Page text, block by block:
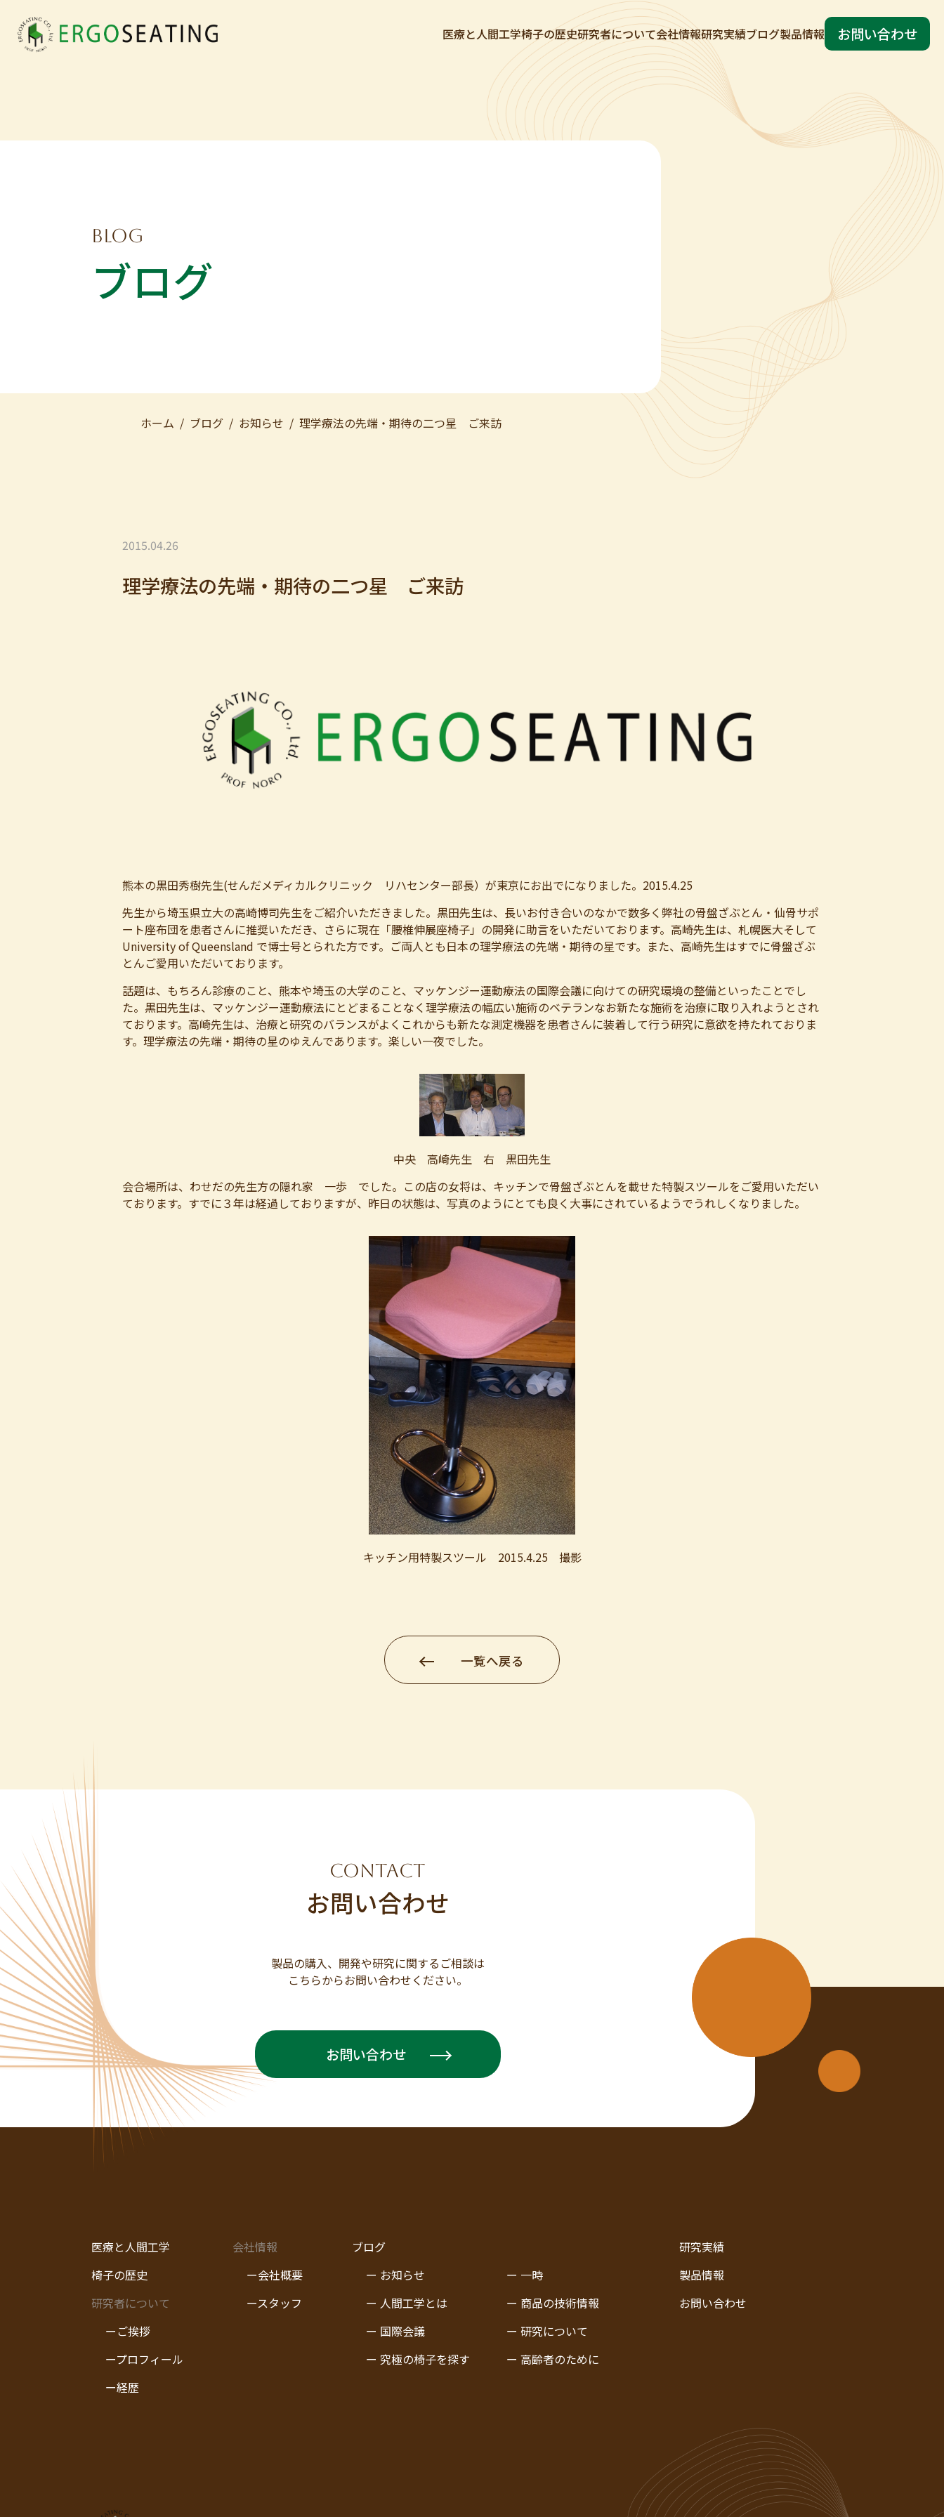
医療と人間工学椅子の歴史研究者について会社情報研究実績ブログ製品情報 お問い合わせ
BLOG
ブログ
ホーム ブログ お知らせ 理学療法の先端・期待の二つ星 ご来訪
2015.04.26
理学療法の先端・期待の二つ星 ご来訪
熊本の黒田秀樹先生(せんだメディカルクリニック リハセンター部長）が東京にお出でになりました。2015.4.25
先生から埼玉県立大の高崎博司先生をご紹介いただきました。黒田先生は、長いお付き合いのなかで数多く弊社の骨盤ざぶとん・仙骨サポ
ート座布団を患者さんに推奨いただき、さらに現在「腰椎伸展座椅子」の開発に助言をいただいております。高崎先生は、札幌医大そして
University of Queensland で博士号とられた方です。ご両人とも日本の理学療法の先端・期待の星です。また、高崎先生はすでに骨盤ざぶ
とんご愛用いただいております。
話題は、もちろん診療のこと、熊本や埼玉の大学のこと、マッケンジー運動療法の国際会議に向けての研究環境の整備といったことでし
た。黒田先生は、マッケンジー運動療法にとどまることなく理学療法の幅広い施術のベテランなお新たな施術を治療に取り入れようとされ
ております。高崎先生は、治療と研究のバランスがよくこれからも新たな測定機器を患者さんに装着して行う研究に意欲を持たれておりま
す。理学療法の先端・期待の星のゆえんであります。楽しい一夜でした。
中央 高崎先生 右 黒田先生
会合場所は、わせだの先生方の隠れ家 一歩 でした。この店の女将は、キッチンで骨盤ざぶとんを載せた特製スツールをご愛用いただい
ております。すでに３年は経過しておりますが、昨日の状態は、写真のようにとても良く大事にされているようでうれしくなりました。
キッチン用特製スツール 2015.4.25 撮影
一覧へ戻る
CONTACT
お問い合わせ
製品の購入、開発や研究に関するご相談は
こちらからお問い合わせください。
お問い合わせ
医療と人間工学
椅子の歴史
研究者について
ーご挨拶
ープロフィール
ー経歴
会社情報
ー会社概要
ースタッフ
ブログ
ー お知らせ
ー 一時
ー 人間工学とは
ー 商品の技術情報
ー 国際会議
ー 研究について
ー 究極の椅子を探す
ー 高齢者のために
研究実績
製品情報
お問い合わせ